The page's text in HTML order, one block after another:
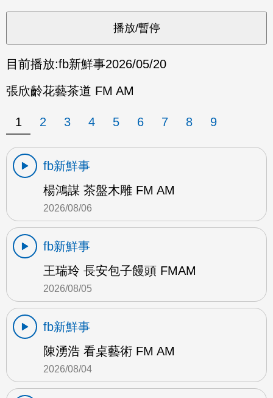
目前播放:fb新鮮事2026/05/20
張欣齡花藝茶道 FM AM
1 2 3 4 5 6 7 8 9
fb新鮮事
楊鴻謀 茶盤木雕 FM AM
2026/08/06
fb新鮮事
王瑞玲 長安包子饅頭 FMAM
2026/08/05
fb新鮮事
陳湧浩 看桌藝術 FM AM
2026/08/04